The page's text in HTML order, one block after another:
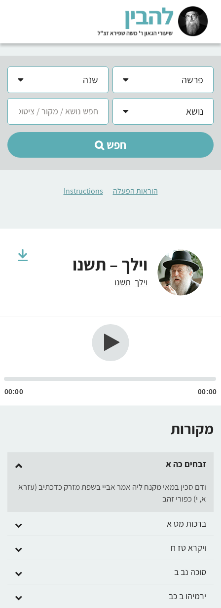
פרשה שנה
נושא
חפש
הוראות הפעלה Instructions
וילך – תשנו
וילך תשנו
00:00 00:00
מקורות
זבחים כה א
ודם סכין במאי מקנח ליה אמר אביי בשפת מזרק כדכתיב (עזרא
א, י) כפורי זהב
ברכות מט א
ויקרא טז ח
סוכה נב ב
ירמיהו ב כב